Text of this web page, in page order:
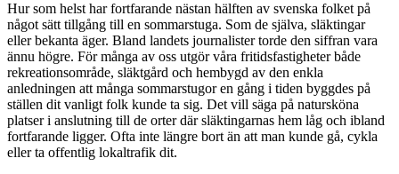
Hur som helst har fortfarande nästan hälften av svenska folket på
något sätt tillgång till en sommarstuga. Som de själva, släktingar
eller bekanta äger. Bland landets journalister torde den siffran vara
ännu högre. För många av oss utgör våra fritidsfastigheter både
rekreationsområde, släktgård och hembygd av den enkla
anledningen att många sommarstugor en gång i tiden byggdes på
ställen dit vanligt folk kunde ta sig. Det vill säga på natursköna
platser i anslutning till de orter där släktingarnas hem låg och ibland
fortfarande ligger. Ofta inte längre bort än att man kunde gå, cykla
eller ta offentlig lokaltrafik dit.